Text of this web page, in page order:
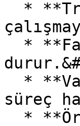
süreç